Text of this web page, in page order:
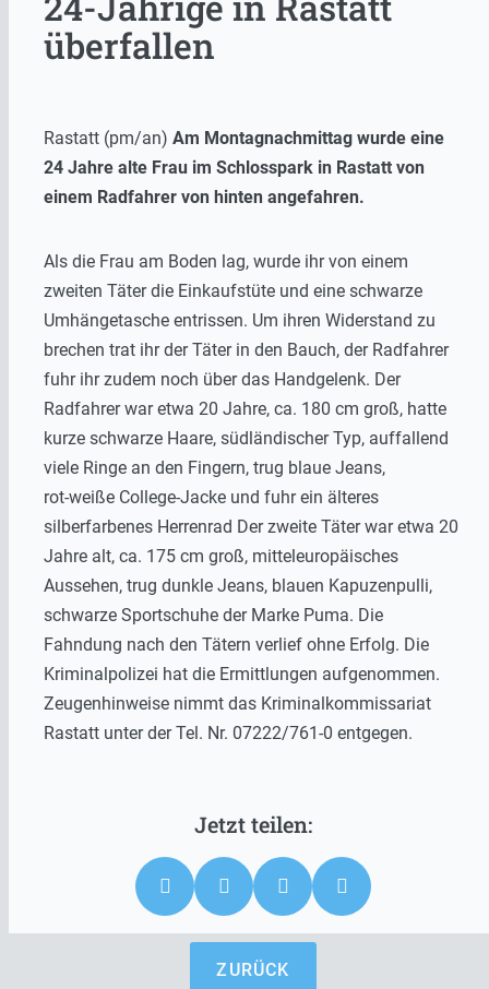
überfallen
Rastatt (pm/an) Am Montagnachmittag wurde eine
24 Jahre alte Frau im Schlosspark in Rastatt von
einem Radfahrer von hinten angefahren.
Als die Frau am Boden lag, wurde ihr von einem
zweiten Täter die Einkaufstüte und eine schwarze
Umhängetasche entrissen. Um ihren Widerstand zu
brechen trat ihr der Täter in den Bauch, der Radfahrer
fuhr ihr zudem noch über das Handgelenk. Der
Radfahrer war etwa 20 Jahre, ca. 180 cm groß, hatte
kurze schwarze Haare, südländischer Typ, auffallend
viele Ringe an den Fingern, trug blaue Jeans,
rot-weiße College-Jacke und fuhr ein älteres
silberfarbenes Herrenrad Der zweite Täter war etwa 20
Jahre alt, ca. 175 cm groß, mitteleuropäisches
Aussehen, trug dunkle Jeans, blauen Kapuzenpulli,
schwarze Sportschuhe der Marke Puma. Die
Fahndung nach den Tätern verlief ohne Erfolg. Die
Kriminalpolizei hat die Ermittlungen aufgenommen.
Zeugenhinweise nimmt das Kriminalkommissariat
Rastatt unter der Tel. Nr. 07222/761-0 entgegen.
ZURÜCK